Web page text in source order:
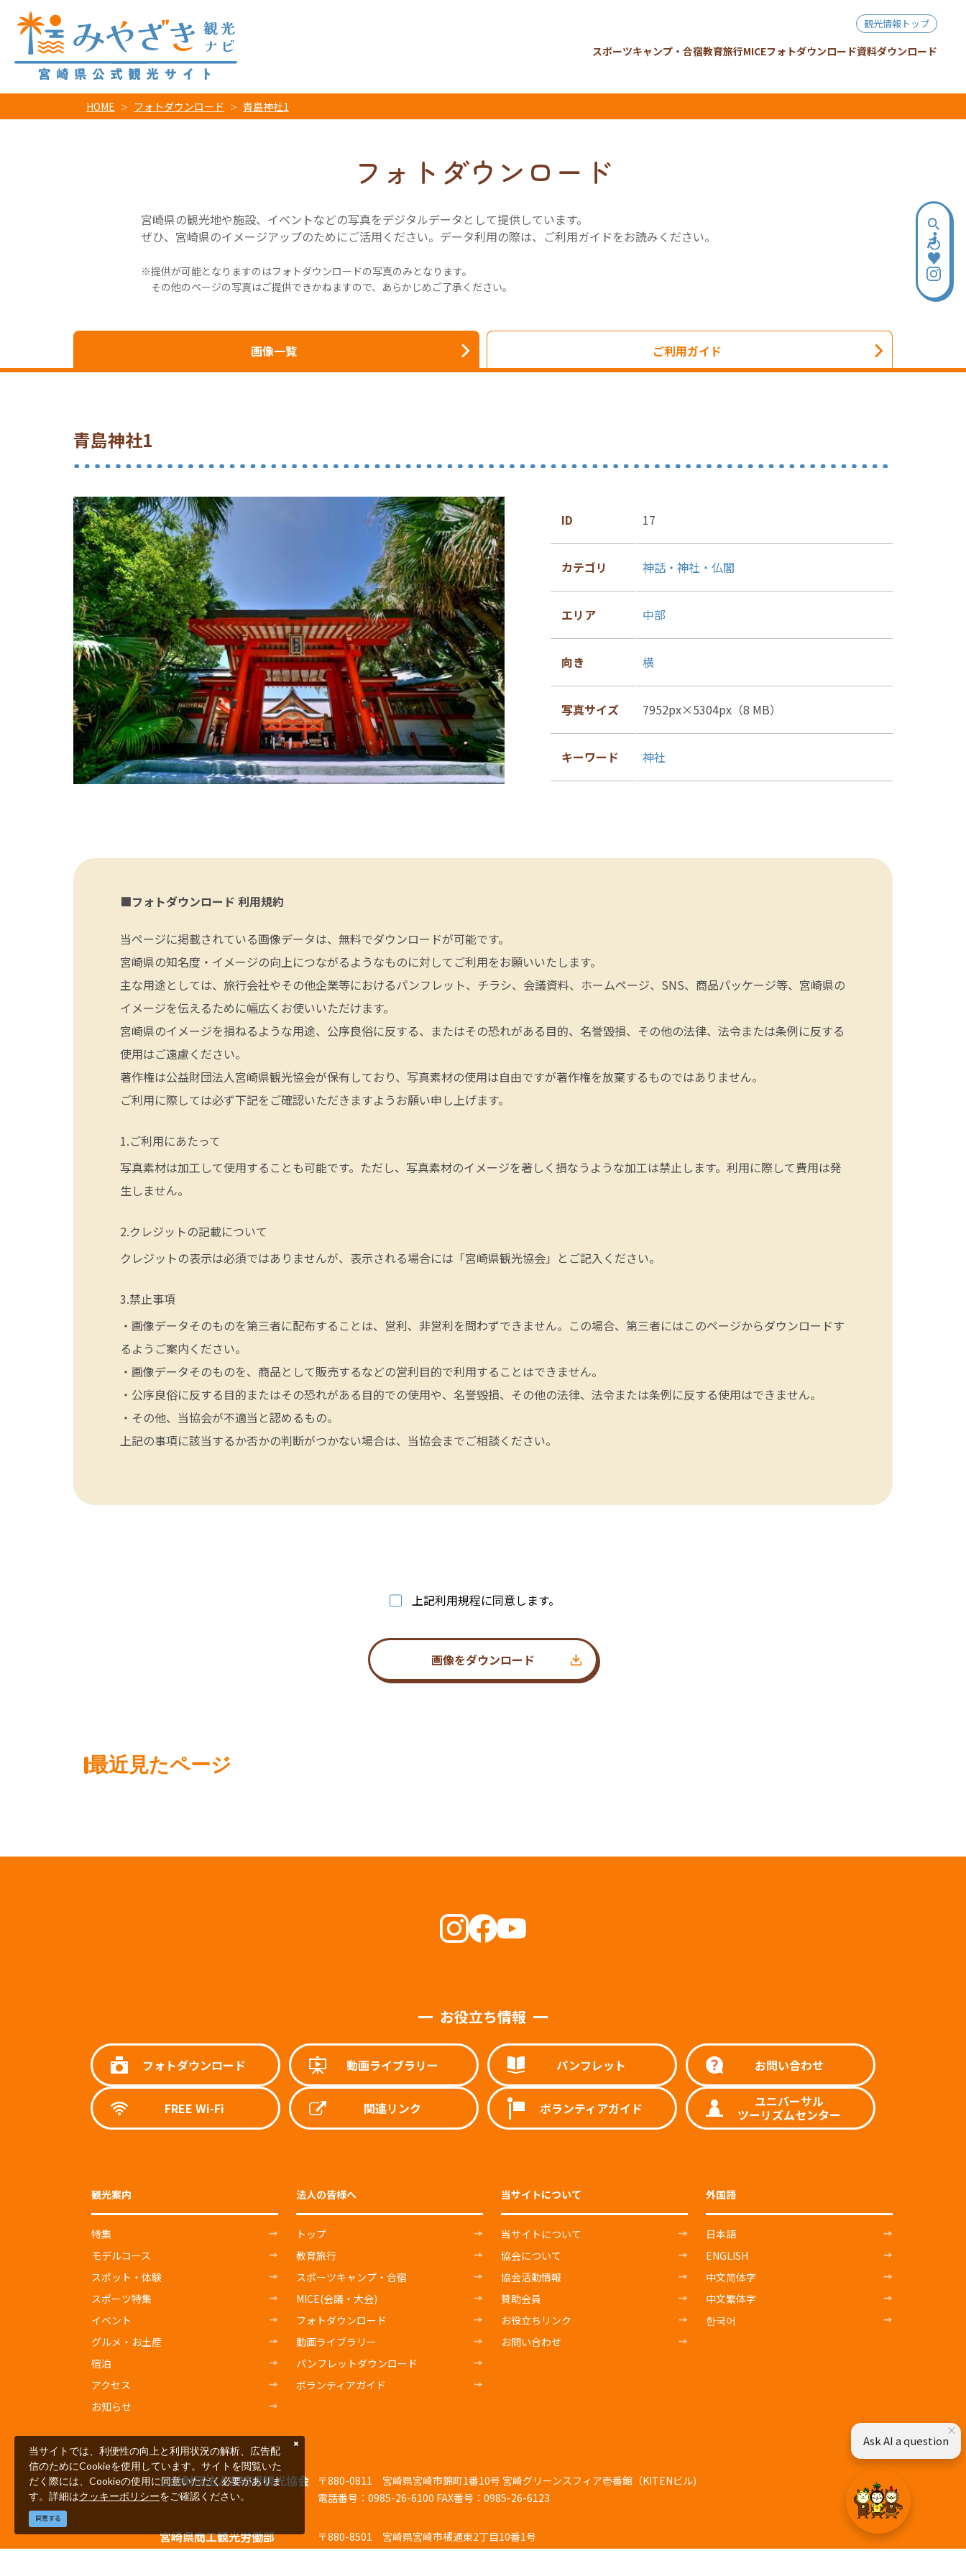
観光情報トップ
スポーツキャンプ・合宿教育旅行MICEフォトダウンロード資料ダウンロード
HOME フォトダウンロード 青島神社1
フォトダウンロード
宮崎県の観光地や施設、イベントなどの写真をデジタルデータとして提供しています。
ぜひ、宮崎県のイメージアップのためにご活用ください。データ利用の際は、ご利用ガイドをお読みください。
提供が可能となりますのはフォトダウンロードの写真のみとなります。
その他のページの写真はご提供できかねますので、あらかじめご了承ください。
画像一覧 ご利用ガイド
青島神社1
ID 17
カテゴリ 神話・神社・仏閣
エリア 中部
向き 横
写真サイズ 7952px×5304px（8 MB）
キーワード 神社
■フォトダウンロード 利用規約
当ページに掲載されている画像データは、無料でダウンロードが可能です。
宮崎県の知名度・イメージの向上につながるようなものに対してご利用をお願いいたします。
主な用途としては、旅行会社やその他企業等におけるパンフレット、チラシ、会議資料、ホームページ、SNS、商品パッケージ等、宮崎県の
イメージを伝えるために幅広くお使いいただけます。
宮崎県のイメージを損ねるような用途、公序良俗に反する、またはその恐れがある目的、名誉毀損、その他の法律、法令または条例に反する
使用はご遠慮ください。
著作権は公益財団法人宮崎県観光協会が保有しており、写真素材の使用は自由ですが著作権を放棄するものではありません。
ご利用に際しては必ず下記をご確認いただきますようお願い申し上げます。
ご利用にあたって
写真素材は加工して使用することも可能です。ただし、写真素材のイメージを著しく損なうような加工は禁止します。利用に際して費用は発
生しません。
クレジットの記載について
クレジットの表示は必須ではありませんが、表示される場合には「宮崎県観光協会」とご記入ください。
禁止事項
・画像データそのものを第三者に配布することは、営利、非営利を問わずできません。この場合、第三者にはこのページからダウンロードす
るようご案内ください。
・画像データそのものを、商品として販売するなどの営利目的で利用することはできません。
・公序良俗に反する目的またはその恐れがある目的での使用や、名誉毀損、その他の法律、法令または条例に反する使用はできません。
・その他、当協会が不適当と認めるもの。
上記の事項に該当するか否かの判断がつかない場合は、当協会までご相談ください。
上記利用規程に同意します。
画像をダウンロード
最近見たページ
お役立ち情報
フォトダウンロード 動画ライブラリー パンフレット お問い合わせ
FREE Wi-Fi 関連リンク ボランティアガイド ユニバーサル
ツーリズムセンター
観光案内
特集
モデルコース
スポット・体験
スポーツ特集
イベント
グルメ・お土産
宿泊
アクセス
お知らせ
法人の皆様へ
トップ
教育旅行
スポーツキャンプ・合宿
MICE(会議・大会)
フォトダウンロード
動画ライブラリー
パンフレットダウンロード
ボランティアガイド
当サイトについて
当サイトについて
協会について
協会活動情報
賛助会員
お役立ちリンク
お問い合わせ
外国語
日本語
ENGLISH
中文简体字
中文繁体字
한국어
公益財団法人宮崎県観光協会 〒880-0811 宮崎県宮崎市錦町1番10号 宮崎グリーンスフィア壱番館（KITENビル)
電話番号：0985-26-6100 FAX番号：0985-26-6123
宮崎県商工観光労働部
観光経済交流局観光推進課
〒880-8501 宮崎県宮崎市橘通東2丁目10番1号
当サイトでは、利便性の向上と利用状況の解析、広告配
信のためにCookieを使用しています。サイトを閲覧いた
だく際には、Cookieの使用に同意いただく必要がありま
す。詳細はクッキーポリシーをご確認ください。
同意する
×
Ask AI a question